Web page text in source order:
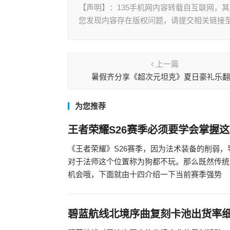
【声明】：135手机网内容转载自互联网，
您发现内容存在版权问题，请提交相关链
上一篇
暑假齐分享《超次元坦克》夏日豪礼乐
为您推荐
王者荣耀S26赛季必须要学会掌握
《王者荣耀》S26赛季，因为法术装备的削弱
对于法师这个位置称为狗都不玩。那么既然传
机会哦，下面就由十四介绍一下当前赛季强势
碧蓝航线北境序曲复刻卡池出货率